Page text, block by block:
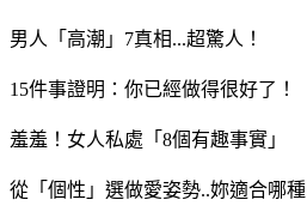
男人「高潮」7真相...超驚人！
15件事證明：你已經做得很好了！
羞羞！女人私處「8個有趣事實」
從「個性」選做愛姿勢..妳適合哪種